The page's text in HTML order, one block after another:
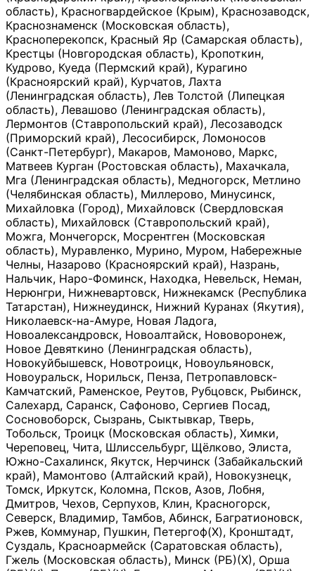
область), Красногвардейское (Крым), Краснозаводск,
Краснознаменск (Московская область),
Красноперекопск, Красный Яр (Самарская область),
Крестцы (Новгородская область), Кропоткин,
Кудрово, Куеда (Пермский край), Курагино
(Красноярский край), Курчатов, Лахта
(Ленинградская область), Лев Толстой (Липецкая
область), Левашово (Ленинградская область),
Лермонтов (Ставропольский край), Лесозаводск
(Приморский край), Лесосибирск, Ломоносов
(Санкт-Петербург), Макаров, Мамоново, Маркс,
Матвеев Курган (Ростовская область), Махачкала,
Мга (Ленинградская область), Медногорск, Метлино
(Челябинская область), Миллерово, Минусинск,
Михайловка (Город), Михайловск (Свердловская
область), Михайловск (Ставропольский край),
Можга, Мончегорск, Мосрентген (Московская
область), Муравленко, Мурино, Муром, Набережные
Челны, Назарово (Красноярский край), Назрань,
Нальчик, Наро-Фоминск, Находка, Невельск, Неман,
Нерюнгри, Нижневартовск, Нижнекамск (Республика
Татарстан), Нижнеудинск, Нижний Куранах (Якутия),
Николаевск-на-Амуре, Новая Ладога,
Новоалександровск, Новоалтайск, Нововоронеж,
Новое Девяткино (Ленинградская область),
Новокуйбышевск, Новотроицк, Новоульяновск,
Новоуральск, Норильск, Пенза, Петропавловск-
Камчатский, Раменское, Реутов, Рубцовск, Рыбинск,
Салехард, Саранск, Сафоново, Сергиев Посад,
Сосновоборск, Сызрань, Сыктывкар, Тверь,
Тобольск, Троицк (Московская область), Химки,
Череповец, Чита, Шлиссельбург, Щёлково, Элиста,
Южно-Сахалинск, Якутск, Нерчинск (Забайкальский
край), Мамонтово (Алтайский край), Новокузнецк,
Томск, Иркутск, Коломна, Псков, Азов, Лобня,
Дмитров, Чехов, Серпухов, Клин, Красногорск,
Северск, Владимир, Тамбов, Абинск, Багратионовск,
Ржев, Коммунар, Пушкин, Петергоф(Х), Кронштадт,
Суздаль, Красноармейск (Саратовская область),
Гжель (Московская область), Минск (РБ)(Х), Орша